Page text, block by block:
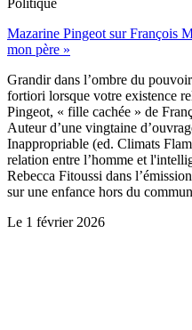
Mazarine Pingeot sur François
mon père »
Grandir dans l’ombre du
fortiori lorsque votre existence
Pingeot, « fille cachée » de
Auteur d’une vingtaine
Inappropriable (ed. Climats
relation entre l’homme et
Rebecca Fitoussi dans
sur une enfance hors du
Le 1 février 2026